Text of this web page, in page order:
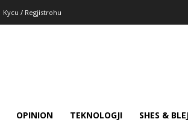
Kycu / Regjistrohu
OPINION TEKNOLOGJI SHES &